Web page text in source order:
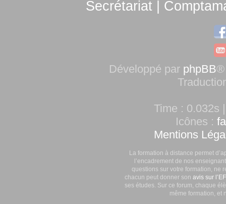
Secrétariat
Développé par phpBB®
Time : 0.032s
Icônes :
Mentions
La formation à distance permet
l’encadrement de nos
questions sur votre formation, ne
chacun peut donner son avis sur
ses études. Sur ce forum, chaque
même formation, et